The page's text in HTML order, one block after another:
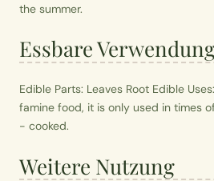
the summer.
Essbare
Edible Parts: Leaves Root Edible
famine food, it is only used in times
- cooked.
Weitere Nutzung